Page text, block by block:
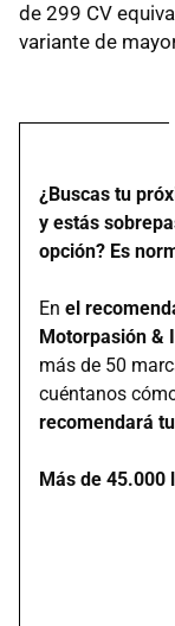
de 299 CV
variante de
¿Buscas tu
y estás
opción? Es
En el
Motorpasión &
más de 50
cuéntanos
recomendará
Más de 45.000